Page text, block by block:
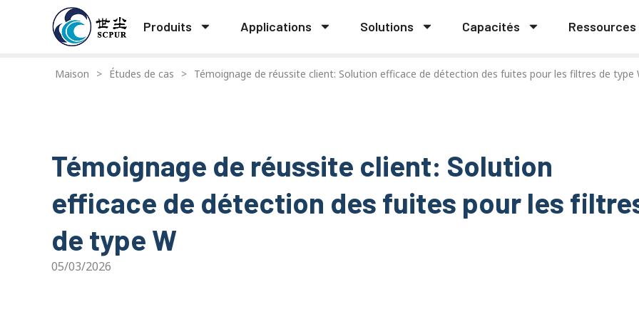
Produits Applications Solutions Capacités Ressources
Maison > Études de cas > Témoignage de réussite client: Solution efficace de détection des fuites pour les filtres de type
Témoignage de réussite client: Solution
efficace de détection des fuites pour les
de type W
05/03/2026